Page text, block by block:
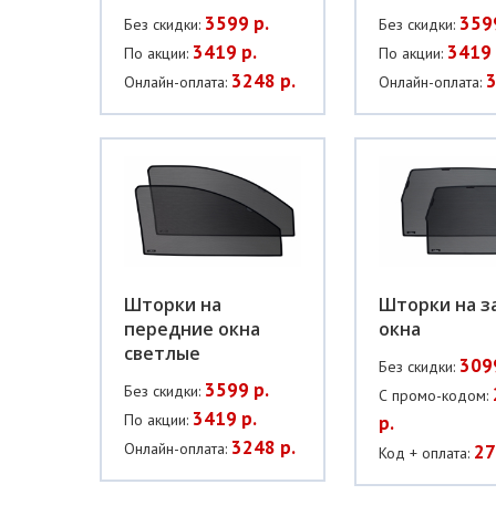
Без скидки: 3599 р.
По акции: 3419 р.
Онлайн-оплата: 3248 р.
Без скидки:
По акции: 3419
Онлайн-оплата:
Шторки на
передние окна
светлые
Без скидки: 3599 р.
По акции: 3419 р.
Онлайн-оплата: 3248 р.
Шторки на
окна
Без скидки:
С промо-кодом:
р.
Код + оплата: